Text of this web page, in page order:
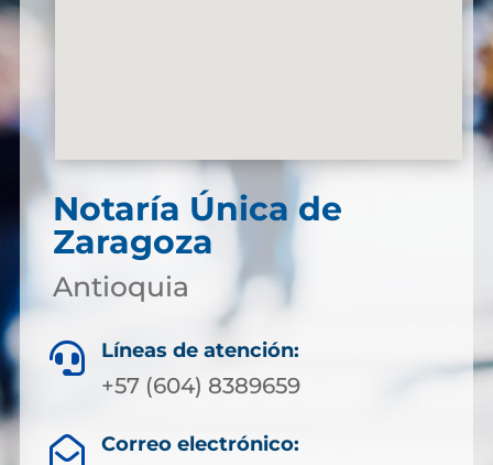
Notaría Única de
Zaragoza
Antioquia
 Líneas de atención:
+57 (604) 8389659
 Correo electrónico: